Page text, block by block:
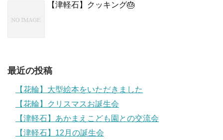
【津軽石】クッキング🎂
最近の投稿
【花輪】大型絵本をいただきました
【花輪】クリスマスお誕生会
【津軽石】あかまえこども園との交流会
【津軽石】12月の誕生会